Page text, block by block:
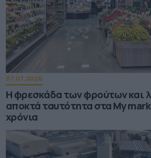
07.07.2026
Η φρεσκάδα των φρούτων και
αποκτά ταυτότητα στα My
χρόνια